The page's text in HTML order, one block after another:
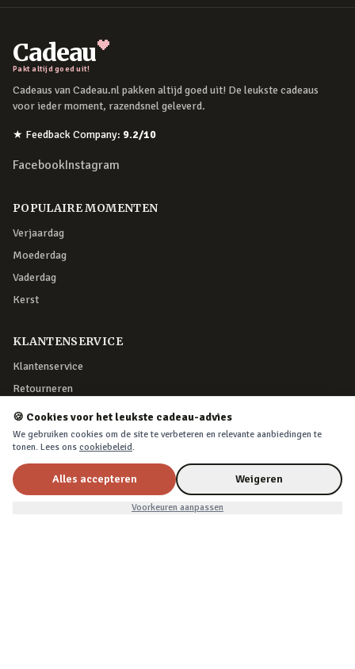
Cadeau
Pakt altijd goed uit!
Cadeaus van Cadeau.nl pakken altijd goed uit! De leukste cadeaus
voor ieder moment, razendsnel geleverd.
★ Feedback Company: 9.2/10
FacebookInstagram
POPULAIRE MOMENTEN
Verjaardag
Moederdag
Vaderdag
Kerst
KLANTENSERVICE
Klantenservice
Retourneren
Bestelling herroepen
Over Cadeau.nl
Algemene voorwaarden
Privacy & cookies
🍪 Cookies voor het leukste cadeau-advies
We gebruiken cookies om de site te verbeteren en relevante aanbiedingen te
tonen. Lees ons cookiebeleid.
Alles accepteren Weigeren
Voorkeuren aanpassen